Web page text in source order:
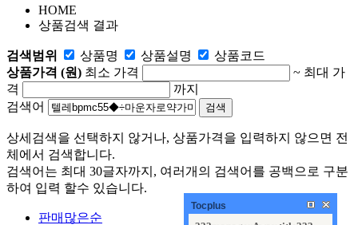
HOME
상품검색 결과
검색범위 상품명 상품설명 상품코드
상품가격 (원) 최소 가격 ~ 최대 가
격
까지
검색어
상세검색을 선택하지 않거나, 상품가격을 입력하지 않으면 전
체에서 검색합니다.
검색어는 최대 30글자까지, 여러개의 검색어를 공백으로 구분
하여 입력 할수 있습니다.
판매많은순
Tocplus